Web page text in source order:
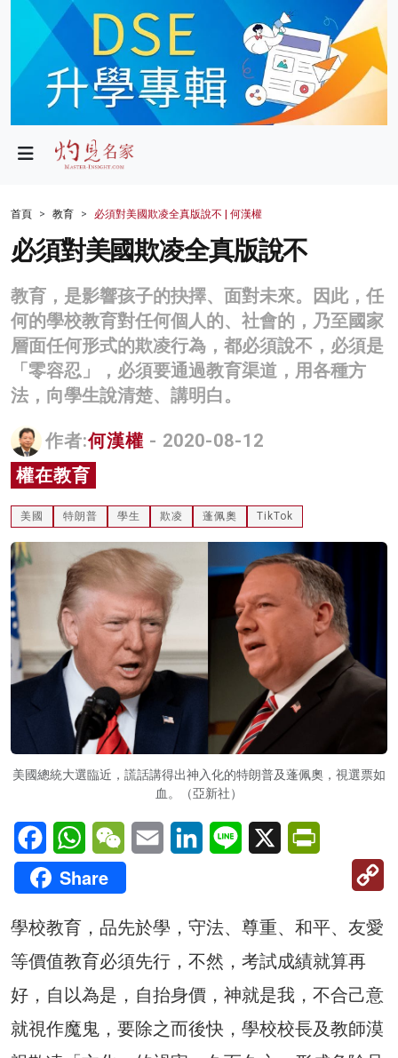
政局
財經
生活
商業
科技
影片
名家榜
灼見活動
首頁 教育 必須對美國欺凌全真版說不 | 何漢權
必須對美國欺凌全真版說不
教育，是影響孩子的抉擇、面對未來。因此，任
何的學校教育對任何個人的、社會的，乃至國家
層面任何形式的欺凌行為，都必須說不，必須是
「零容忍」，必須要通過教育渠道，用各種方
法，向學生說清楚、講明白。
作者:何漢權 - 2020-08-12
權在教育
美國 特朗普 學生 欺凌 蓬佩奧 TikTok
美國總統大選臨近，謊話講得出神入化的特朗普及蓬佩奧，視選票如
血。（亞新社）
FacebookWhatsAppWeChatEmail LinkedInLine X
Share
學校教育，品先於學，守法、尊重、和平、友愛
等價值教育必須先行，不然，考試成績就算再
好，自以為是，自抬身價，神就是我，不合己意
就視作魔鬼，要除之而後快，學校校長及教師漠